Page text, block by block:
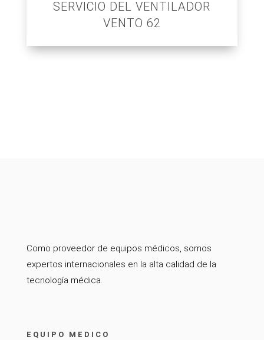
SERVICIO DEL VENTILADOR
VENTO 62
Como proveedor de equipos médicos, somos
expertos internacionales en la alta calidad de la
tecnología médica.
EQUIPO MEDICO